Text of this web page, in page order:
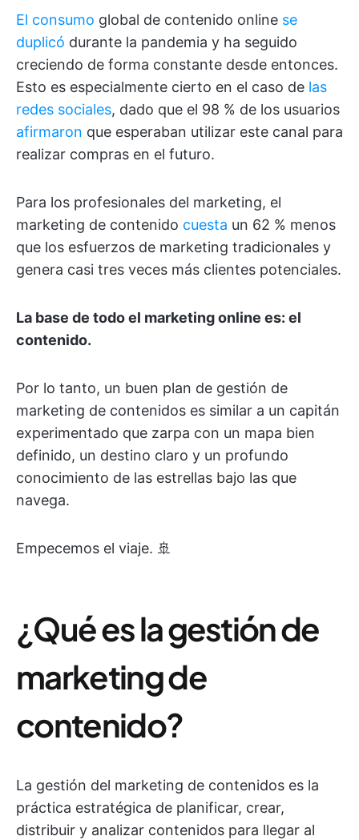
El consumo global de contenido online se
duplicó durante la pandemia y ha seguido
creciendo de forma constante desde entonces.
Esto es especialmente cierto en el caso de las
redes sociales, dado que el 98 % de los usuarios
afirmaron que esperaban utilizar este canal para
realizar compras en el futuro.
Para los profesionales del marketing, el
marketing de contenido cuesta un 62 % menos
que los esfuerzos de marketing tradicionales y
genera casi tres veces más clientes potenciales.
La base de todo el marketing online es: el
contenido.
Por lo tanto, un buen plan de gestión de
marketing de contenidos es similar a un capitán
experimentado que zarpa con un mapa bien
definido, un destino claro y un profundo
conocimiento de las estrellas bajo las que
navega.
Empecemos el viaje. 🚢
¿Qué es la gestión de
marketing de
contenido?
La gestión del marketing de contenidos es la
práctica estratégica de planificar, crear,
distribuir y analizar contenidos para llegar al